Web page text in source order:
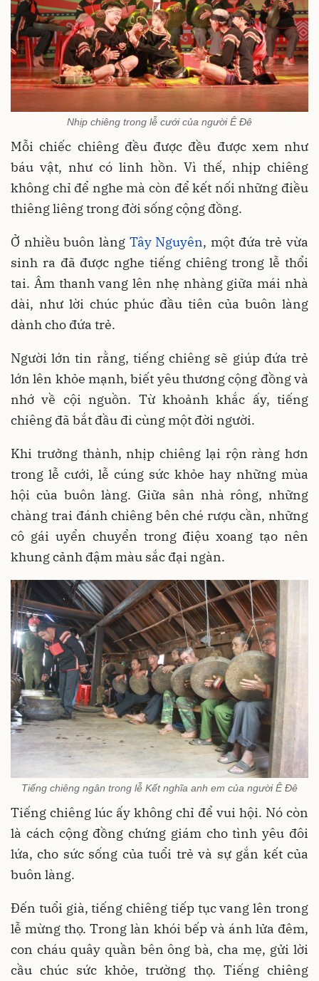
Nhịp chiêng trong lễ cưới của người Ê Đê
Mỗi chiếc chiêng đều được đều được xem như
báu vật, như có linh hồn. Vì thế, nhịp chiêng
không chỉ để nghe mà còn để kết nối những điều
thiêng liêng trong đời sống cộng đồng.
Ở nhiều buôn làng Tây Nguyên, một đứa trẻ vừa
sinh ra đã được nghe tiếng chiêng trong lễ thổi
tai. Âm thanh vang lên nhẹ nhàng giữa mái nhà
dài, như lời chúc phúc đầu tiên của buôn làng
dành cho đứa trẻ.
Người lớn tin rằng, tiếng chiêng sẽ giúp đứa trẻ
lớn lên khỏe mạnh, biết yêu thương cộng đồng và
nhớ về cội nguồn. Từ khoảnh khắc ấy, tiếng
chiêng đã bắt đầu đi cùng một đời người.
Khi trưởng thành, nhịp chiêng lại rộn ràng hơn
trong lễ cưới, lễ cúng sức khỏe hay những mùa
hội của buôn làng. Giữa sân nhà rông, những
chàng trai đánh chiêng bên ché rượu cần, những
cô gái uyển chuyển trong điệu xoang tạo nên
khung cảnh đậm màu sắc đại ngàn.
Tiếng chiêng ngân trong lễ Kết nghĩa anh em của người Ê Đê
Tiếng chiêng lúc ấy không chỉ để vui hội. Nó còn
là cách cộng đồng chứng giám cho tình yêu đôi
lứa, cho sức sống của tuổi trẻ và sự gắn kết của
buôn làng.
Đến tuổi già, tiếng chiêng tiếp tục vang lên trong
lễ mừng thọ. Trong làn khói bếp và ánh lửa đêm,
con cháu quây quần bên ông bà, cha mẹ, gửi lời
cầu chúc sức khỏe, trường thọ. Tiếng chiêng